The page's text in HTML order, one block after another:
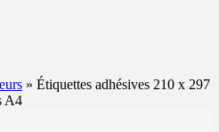
» Étiquettes adhésives 210 x 297
A4